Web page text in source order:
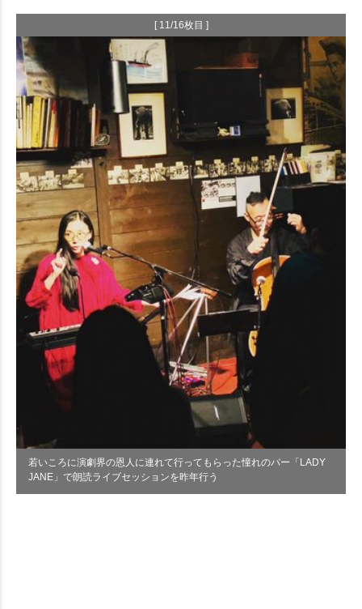
[ 11/16枚目 ]
若いころに演劇界の恩人に連れて行ってもらった憧れのバー「LADY
JANE」で朗読ライブセッションを昨年行う